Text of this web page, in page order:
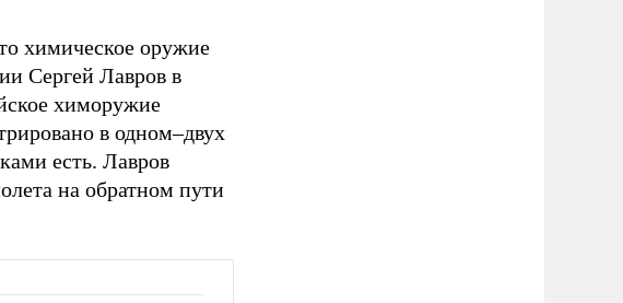
химическое оружие
Сергей Лавров в
химоружие
в одном–двух
есть. Лавров
на обратном пути